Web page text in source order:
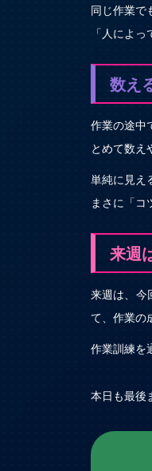
同じ作業で
「人によ
数え
作業の途中
とめて数え
単純に見え
まさに「
来週
来週は、今
て、作業の
作業訓練を
本日も最後